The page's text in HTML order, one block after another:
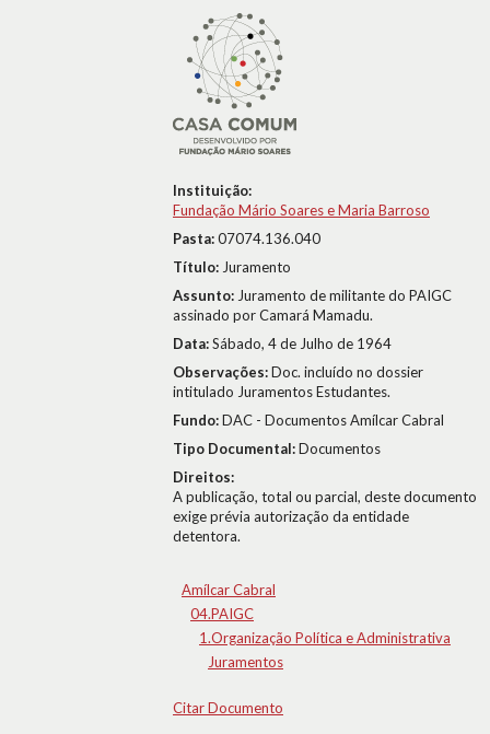
Instituição:
Fundação Mário Soares e Maria Barroso
Pasta:07074.136.040
Título: Juramento
Assunto: Juramento de militante do PAIGC
assinado por Camará Mamadu.
Data:Sábado, 4 de Julho de 1964
Observações:Doc. incluído no dossier
intitulado Juramentos Estudantes.
Fundo:DAC - Documentos Amílcar Cabral
Tipo Documental:Documentos
Direitos:
A publicação, total ou parcial, deste documento
exige prévia autorização da entidade
detentora.
Amílcar Cabral
04.PAIGC
1.Organização Política e Administrativa
Juramentos
Citar Documento